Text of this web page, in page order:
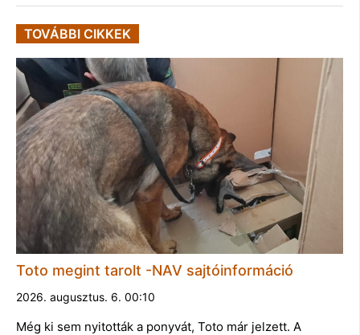
TOVÁBBI CIKKEK
Toto megint tarolt -NAV sajtóinformáció
2026. augusztus. 6. 00:10
Még ki sem nyitották a ponyvát, Toto már jelzett. A